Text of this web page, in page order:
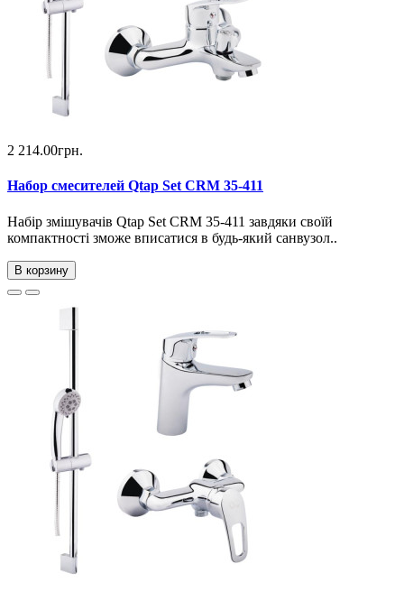
2 214.00грн.
Набор смесителей Qtap Set CRM 35-411
Набір змішувачів Qtap Set CRM 35-411 завдяки своїй
компактності зможе вписатися в будь-який санвузол..
В корзину